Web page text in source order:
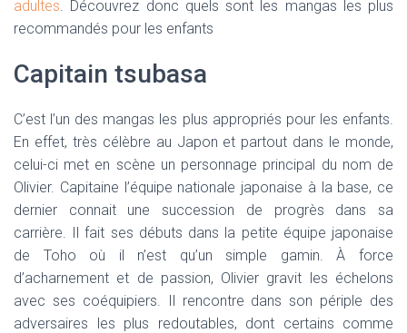
adultes. Découvrez donc quels sont les mangas les plus
recommandés pour les enfants
Capitain tsubasa
C’est l’un des mangas les plus appropriés pour les enfants.
En effet, très célèbre au Japon et partout dans le monde,
celui-ci met en scène un personnage principal du nom de
Olivier. Capitaine l’équipe nationale japonaise à la base, ce
dernier connait une succession de progrès dans sa
carrière. Il fait ses débuts dans la petite équipe japonaise
de Toho où il n’est qu’un simple gamin. À force
d’acharnement et de passion, Olivier gravit les échelons
avec ses coéquipiers. Il rencontre dans son périple des
adversaires les plus redoutables, dont certains comme